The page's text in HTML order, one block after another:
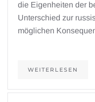
die Eigenheiten der
Unterschied zur
möglichen
WEITERLESEN